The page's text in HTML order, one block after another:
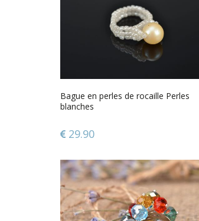
Bague en perles de rocaille Perles
blanches
29.90